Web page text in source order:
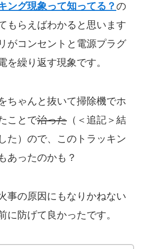
ング現象って知ってる？の
もらえばわかると思います
がコンセントと電源プラグ
を繰り返す現象です。
ちゃんと抜いて掃除機でホ
ことで治った （＜追記＞結
た）ので、このトラッキン
あったのかも？
事の原因にもなりかねない
に防げて良かったです。